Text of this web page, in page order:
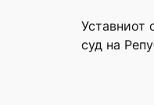
Уставниот
суд на